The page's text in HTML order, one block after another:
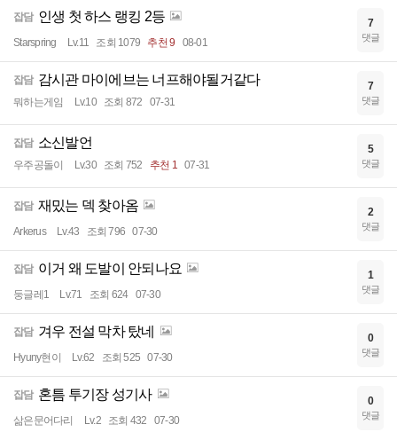
잡담 인생 첫 하스 랭킹 2등
Starspring Lv.11 조회 1079 추천 9 08-01
7
댓글
잡담 감시관 마이에브는 너프해야될거같다
뭐하는게임 Lv.10 조회 872 07-31
7
댓글
잡담 소신발언
우주공돌이 Lv.30 조회 752 추천 1 07-31
5
댓글
잡담 재밌는 덱 찾아옴
Arkerus Lv.43 조회 796 07-30
2
댓글
잡담 이거 왜 도발이 안되나요
둥글레1 Lv.71 조회 624 07-30
1
댓글
잡담 겨우 전설 막차 탔네
Hyuny현이 Lv.62 조회 525 07-30
0
댓글
잡담 혼틈 투기장 성기사
삶은문어다리 Lv.2 조회 432 07-30
0
댓글